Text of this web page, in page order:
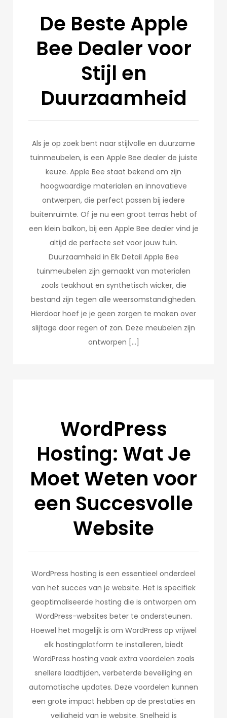
De Beste Apple
Bee Dealer voor
Stijl en
Duurzaamheid
Als je op zoek bent naar stijlvolle en duurzame
tuinmeubelen, is een Apple Bee dealer de juiste
keuze. Apple Bee staat bekend om zijn
hoogwaardige materialen en innovatieve
ontwerpen, die perfect passen bij iedere
buitenruimte. Of je nu een groot terras hebt of
een klein balkon, bij een Apple Bee dealer vind je
altijd de perfecte set voor jouw tuin.
Duurzaamheid in Elk Detail Apple Bee
tuinmeubelen zijn gemaakt van materialen
zoals teakhout en synthetisch wicker, die
bestand zijn tegen alle weersomstandigheden.
Hierdoor hoef je je geen zorgen te maken over
slijtage door regen of zon. Deze meubelen zijn
ontworpen […]
WordPress
Hosting: Wat Je
Moet Weten voor
een Succesvolle
Website
WordPress hosting is een essentieel onderdeel
van het succes van je website. Het is specifiek
geoptimaliseerde hosting die is ontworpen om
WordPress-websites beter te ondersteunen.
Hoewel het mogelijk is om WordPress op vrijwel
elk hostingplatform te installeren, biedt
WordPress hosting vaak extra voordelen zoals
snellere laadtijden, verbeterde beveiliging en
automatische updates. Deze voordelen kunnen
een grote impact hebben op de prestaties en
veiligheid van je website. Snelheid is